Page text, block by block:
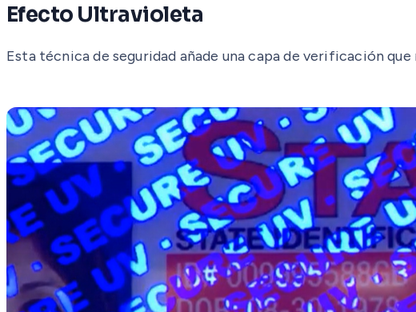
Efecto Ultravioleta
Esta técnica de seguridad añade una capa de verificación